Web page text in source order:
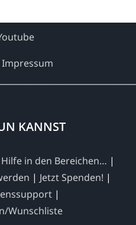
KANNST
in den Bereichen… |
| Jetzt Spenden! |
|
Wunschliste